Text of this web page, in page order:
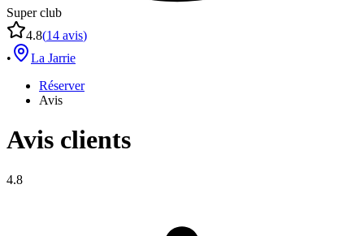
Super club
4.8(14 avis)
•
La Jarrie
Réserver
Avis
Avis clients
4.8